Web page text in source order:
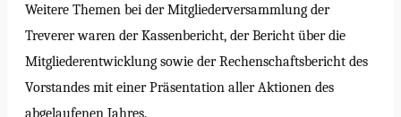
Weitere Themen bei der Mitgliederversammlung der
Treverer waren der Kassenbericht, der Bericht über die
Mitgliederentwicklung sowie der Rechenschaftsbericht des
Vorstandes mit einer Präsentation aller Aktionen des
abgelaufenen Jahres.